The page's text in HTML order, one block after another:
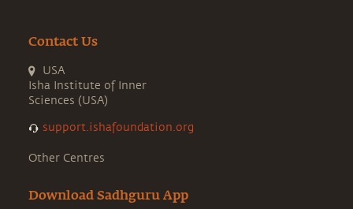
Contact Us
USA
Isha Institute of Inner
Sciences (USA)
support.ishafoundation.org
Other Centres
Download Sadhguru App